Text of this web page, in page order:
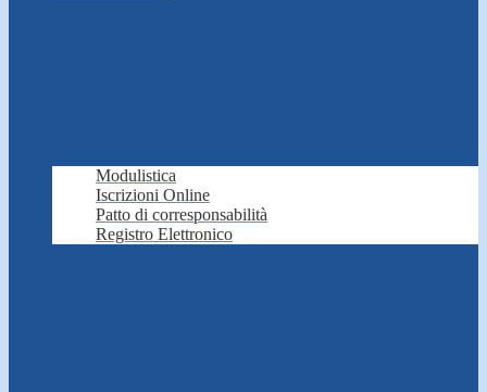
Modulistica
Iscrizioni Online
Patto di corresponsabilità
Registro Elettronico